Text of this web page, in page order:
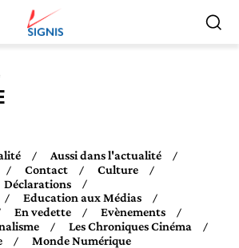
Aussi dans l'actualité
Contact
Culture
Déclarations
Education aux Médias
En vedette
Evènements
Les Chroniques Cinéma
Monde Numérique